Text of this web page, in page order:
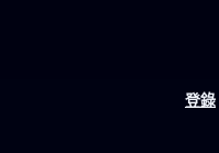
登錄